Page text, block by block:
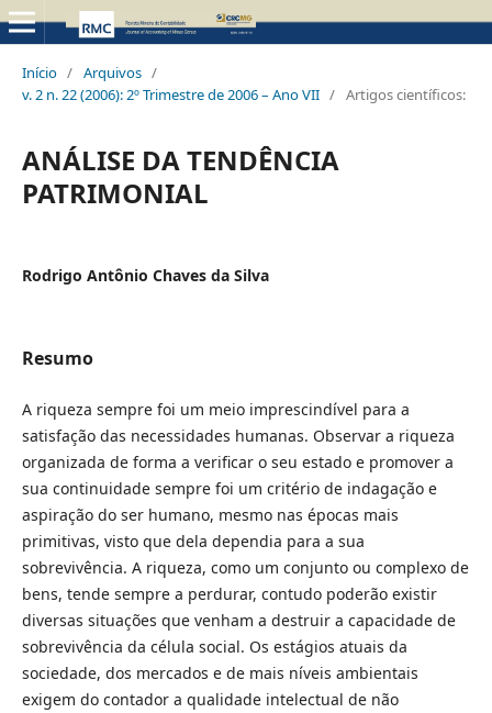
Início / Arquivos /
v. 2 n. 22 (2006): 2º Trimestre de 2006 – Ano VII / Artigos científicos:
ANÁLISE DA TENDÊNCIA
PATRIMONIAL
Rodrigo Antônio Chaves da Silva
Resumo
A riqueza sempre foi um meio imprescindível para a
satisfação das necessidades humanas. Observar a riqueza
organizada de forma a verificar o seu estado e promover a
sua continuidade sempre foi um critério de indagação e
aspiração do ser humano, mesmo nas épocas mais
primitivas, visto que dela dependia para a sua
sobrevivência. A riqueza, como um conjunto ou complexo de
bens, tende sempre a perdurar, contudo poderão existir
diversas situações que venham a destruir a capacidade de
sobrevivência da célula social. Os estágios atuais da
sociedade, dos mercados e de mais níveis ambientais
exigem do contador a qualidade intelectual de não